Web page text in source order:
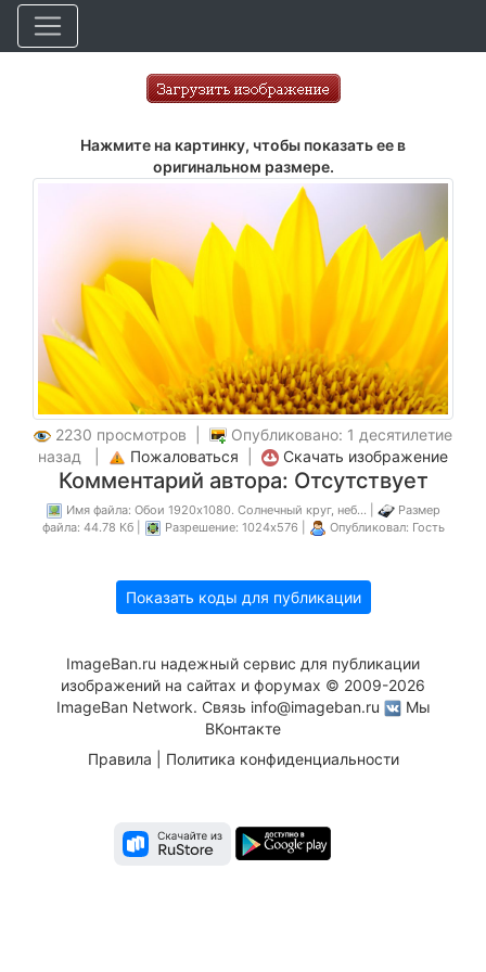
Нажмите на картинку, чтобы показать ее в
оригинальном размере.
2230 просмотров |
Опубликовано: 1 десятилетие
назад |
Пожаловаться Скачать изображение
Комментарий автора: Отсутствует
Имя файла: Обои 1920х1080. Солнечный круг, неб... |
Размер
файла: 44.78 Кб |
Разрешение: 1024x576 | Опубликовал: Гость
Показать коды для публикации
ImageBan.ru надежный сервис для публикации
изображений на сайтах и форумах © 2009-2026
ImageBan Network. Связь info@imageban.ru
Мы
ВКонтакте
Правила
Политика конфиденциальности